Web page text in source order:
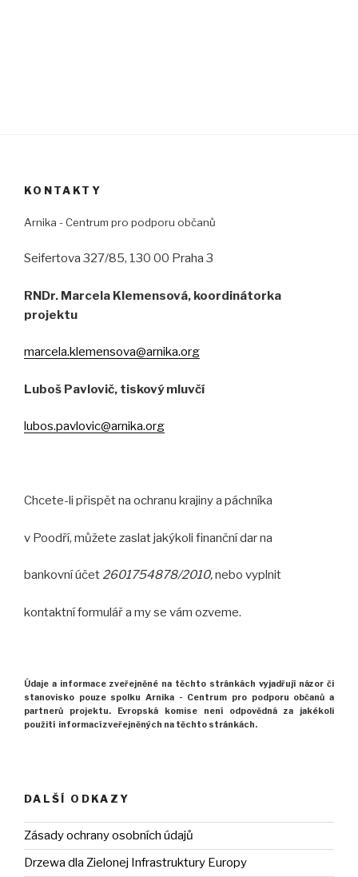
KONTAKTY
Arnika - Centrum pro podporu občanů
Seifertova 327/85, 130 00 Praha 3
RNDr. Marcela Klemensová, koordinátorka
projektu
marcela.klemensova@arnika.org
Luboš Pavlovič, tiskový mluvčí
lubos.pavlovic@arnika.org
Chcete-li přispět na ochranu krajiny a páchníka
v Poodří, můžete zaslat jakýkoli finanční dar na
bankovní účet2601754878/2010,nebo vyplnit
kontaktní formulář a my se vám ozveme.
Údaje a informace zveřejněné na těchto stránkách vyjadřují názor či
stanovisko pouze spolku Arnika - Centrum pro podporu občanůa
partnerů projektu. Evropská komise není odpovědná za jakékoli
použití informací zveřejněných na těchto stránkách.
DALŠÍ ODKAZY
Zásady ochrany osobních údajů
Drzewa dla Zielonej Infrastruktury Europy